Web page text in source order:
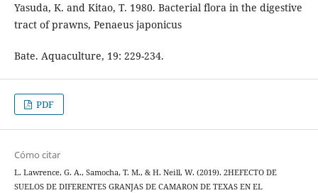
Yasuda, K. and Kitao, T. 1980. Bacterial flora in the digestive
tract of prawns, Penaeus japonicus
Bate. Aquaculture, 19: 229-234.
PDF
Cómo citar
L. Lawrence, G. A., Samocha, T. M., & H. Neill, W. (2019). 2HEFECTO DE
SUELOS DE DIFERENTES GRANJAS DE CAMARON DE TEXAS EN EL